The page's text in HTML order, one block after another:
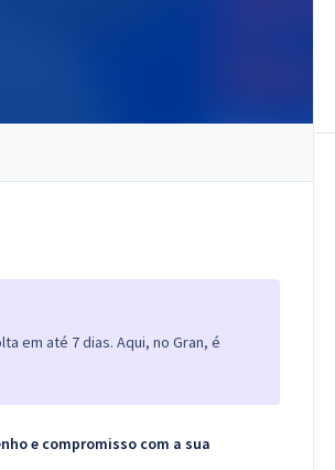
em até 7 dias. Aqui, no Gran, é
e compromisso com a sua